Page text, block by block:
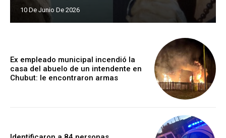
10 De Junio De 2026
Ex empleado municipal incendió la
casa del abuelo de un intendente en
Chubut: le encontraron armas